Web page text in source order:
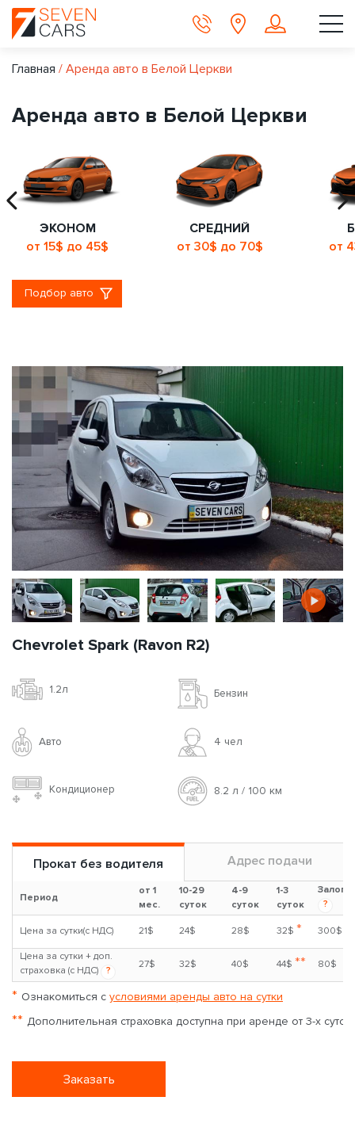
Главная / Аренда авто в Белой Церкви
Аренда авто в Белой Церкви
ЭКОНОМ
от 15$ до 45$
СРЕДНИЙ
от 30$ до 70$
от
Подбор авто
Chevrolet Spark (Ravon R2)
1.2л Бензин
Авто 4 чел
Кондиционер 8.2 л / 100 км
Прокат без водителя Адрес подачи
Период
от 1
мес.
10-29
суток
4-9
суток
1-3
суток
Залог
?
Цена за сутки(с НДС) 21$ 24$ 28$ 32$ * 300$
Цена за сутки + доп.
страховка (с НДС)
?
27$ 32$ 40$ 44$ ** 80$
* Ознакомиться с условиями аренды авто на сутки
** Дополнительная страховка доступна при аренде от 3-х суток
Заказать